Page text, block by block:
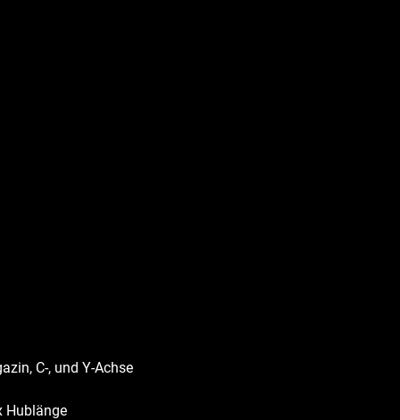
C-, und Y-Achse
Hublänge